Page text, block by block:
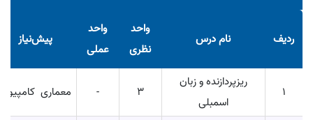
ردیف نام درس
واحد
نظری
واحد
عملی
پیش‌نیاز
1
ریزپردازنده و زبان
اسمبلی
3
- معماری کامپیوتر